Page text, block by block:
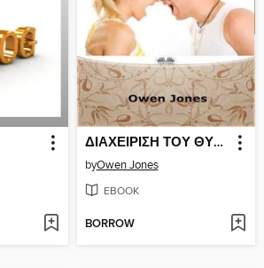
ΔΙΑΧΕΙΡΙΣΗ ΤΟΥ ΘΥΜΟΥ
byOwen Jones
EBOOK
BORROW